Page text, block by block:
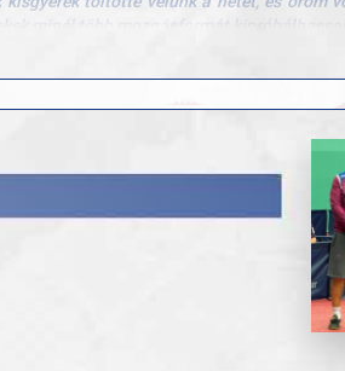
minél több mozgásformát